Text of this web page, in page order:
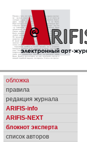
обложка
правила
редакция журнала
ARIFIS-info
ARIFIS-NEXT
блокнот эксперта
список авторов